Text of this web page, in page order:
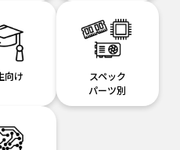
向け
スペック
パーツ別